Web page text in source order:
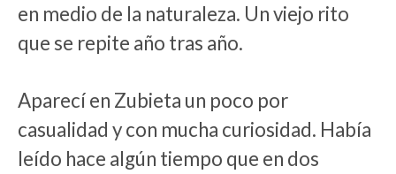
en medio de la naturaleza. Un viejo rito
que se repite año tras año.
Aparecí en Zubieta un poco por
casualidad y con mucha curiosidad. Había
leído hace algún tiempo que en dos